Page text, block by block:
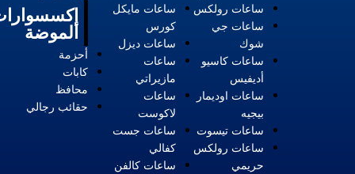
الموضة
أحزمة
كابات
محافظ
حقائب رجالي
ساعات مايكل
كورس
ساعات ديزل
ساعات
مازيراتي
ساعات
لاكوست
ساعات جست
كفالي
ساعات كالفن
ساعات رولكس
ساعات جي
شوك
ساعات كاسيو
أديفيس
ساعات اوديمار
بيجيه
ساعات تيسوت
ساعات رولكس
حريمي